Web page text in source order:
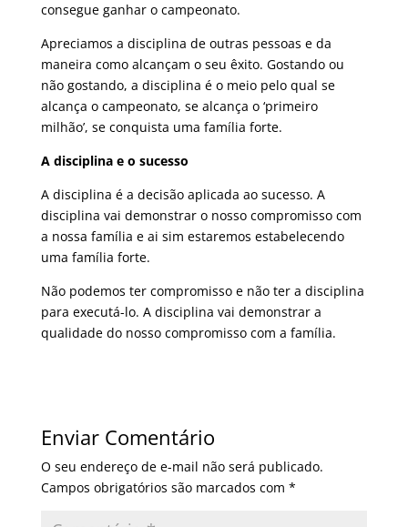
consegue ganhar o campeonato.
Apreciamos a disciplina de outras pessoas e da
maneira como alcançam o seu êxito. Gostando ou
não gostando, a disciplina é o meio pelo qual se
alcança o campeonato, se alcança o ‘primeiro
milhão’, se conquista uma família forte.
A disciplina e o sucesso
A disciplina é a decisão aplicada ao sucesso. A
disciplina vai demonstrar o nosso compromisso com
a nossa família e ai sim estaremos estabelecendo
uma família forte.
Não podemos ter compromisso e não ter a disciplina
para executá-lo. A disciplina vai demonstrar a
qualidade do nosso compromisso com a família.
Enviar Comentário
O seu endereço de e-mail não será publicado.
Campos obrigatórios são marcados com *